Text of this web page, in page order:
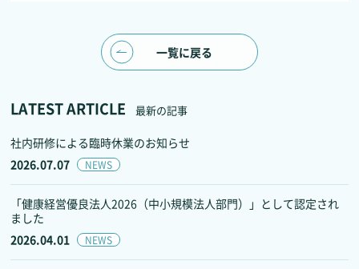
一覧に戻る
LATEST ARTICLE 最新の記事
2026.07.07 NEWS
社内研修による臨時休業のお知らせ
2026.04.01 NEWS
「健康経営優良法人2026（中小規模法人部門）」として認定され
ました